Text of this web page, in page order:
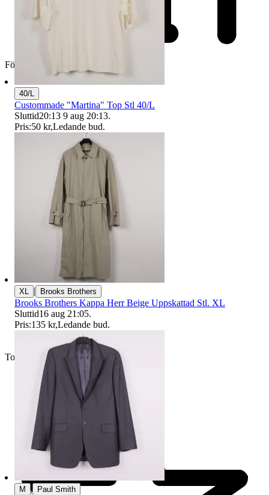
Företag
Toppsäljare
40/L
Custommade "Martina" Top Stl 40/L
Sluttid20:13 9 aug 20:13.
Pris:50 kr,Ledande bud.
XL | Brooks Brothers
Brooks Brothers Kappa Herr Beige Uppskattad Stl. XL
Sluttid16 aug 21:05.
Pris:135 kr,Ledande bud.
M | Paul Smith